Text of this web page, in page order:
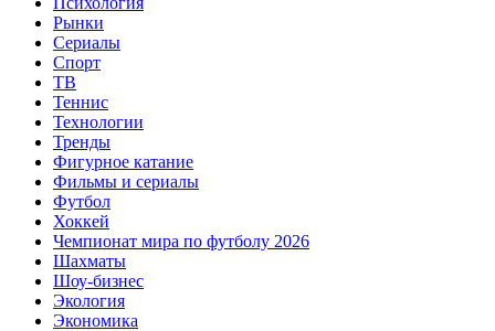
Рынки
Сериалы
Спорт
ТВ
Теннис
Технологии
Тренды
Фигурное катание
Фильмы и сериалы
Футбол
Хоккей
Чемпионат мира по футболу 2026
Шахматы
Шоу-бизнес
Экология
Экономика